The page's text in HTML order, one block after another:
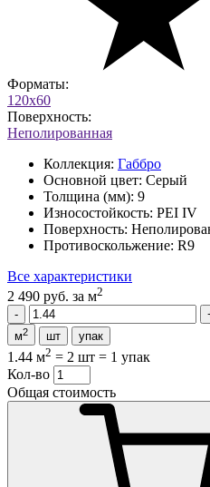
Форматы:
120x60
Поверхность:
Неполированная
Коллекция: Габбро
Основной цвет: Серый
Толщина (мм): 9
Износостойкость: PEI IV
Поверхность:
Противоскольжение: R9
Все характеристики
2 490 руб. за м2
м2 шт упак
1.44 м2 = 2 шт = 1 упак
Кол-во
Общая стоимость